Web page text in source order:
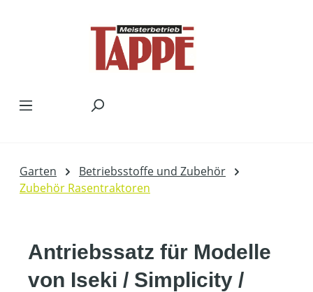
Garten
Betriebsstoffe und Zubehör
Zubehör Rasentraktoren
Antriebssatz für Modelle
von Iseki / Simplicity /